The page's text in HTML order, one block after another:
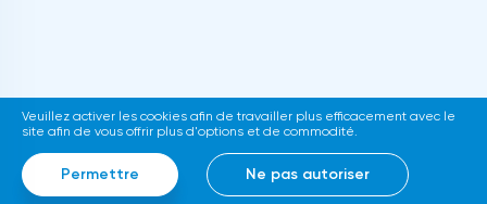
Veuillez activer les cookies afin de travailler plus efficacement avec le
site afin de vous offrir plus d'options et de commodité.
Permettre Ne pas autoriser